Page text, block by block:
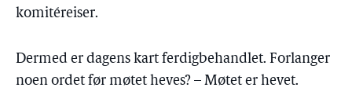
komitéreiser.
Dermed er dagens kart ferdigbehandlet. Forlanger
noen ordet før møtet heves? – Møtet er hevet.